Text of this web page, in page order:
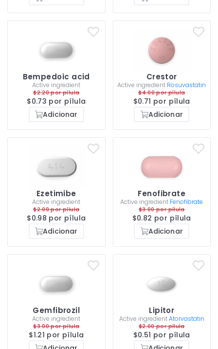
Bempedoic acid
Active ingredient
$2.20 por pílula
$0.73 por pílula
Adicionar
Crestor
Active ingredient Rosuvastatin
$4.00 por pílula
$0.71 por pílula
Adicionar
Ezetimibe
Active ingredient
$2.00 por pílula
$0.98 por pílula
Adicionar
Fenofibrate
Active ingredient Fenofibrate
$3.00 por pílula
$0.82 por pílula
Adicionar
Gemfibrozil
Active ingredient
$3.00 por pílula
$1.21 por pílula
Lipitor
Active ingredientAtorvastatin
$2.00 por pílula
$0.51 por pílula